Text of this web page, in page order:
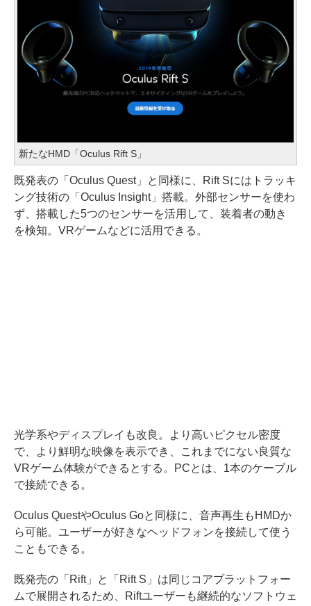
新たなHMD「Oculus Rift S」
既発表の「Oculus Quest」と同様に、Rift Sにはトラッキ
ング技術の「Oculus Insight」搭載。外部センサーを使わ
ず、搭載した5つのセンサーを活用して、装着者の動き
を検知。VRゲームなどに活用できる。
光学系やディスプレイも改良。より高いピクセル密度
で、より鮮明な映像を表示でき、これまでにない良質な
VRゲーム体験ができるとする。PCとは、1本のケーブル
で接続できる。
Oculus QuestやOculus Goと同様に、音声再生もHMDか
ら可能。ユーザーが好きなヘッドフォンを接続して使う
こともできる。
既発売の「Rift」と「Rift S」は同じコアプラットフォー
ムで展開されるため、Riftユーザーも継続的なソフトウェ